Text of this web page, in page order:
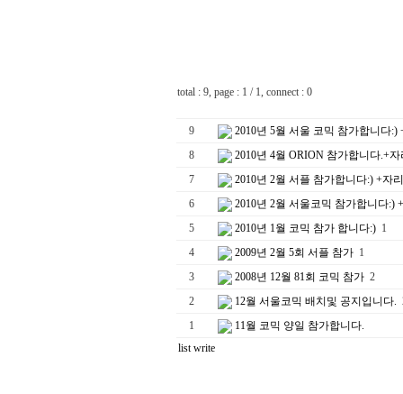
total : 9, page : 1 / 1, connect : 0
9
2010년 5월 서울 코믹 참가합니다:)
8
2010년 4월 ORION 참가합니다.+
7
2010년 2월 서플 참가합니다:) +자
6
2010년 2월 서울코믹 참가합니다:)
5
2010년 1월 코믹 참가 합니다:) 1
4
2009년 2월 5회 서플 참가 1
3
2008년 12월 81회 코믹 참가 2
2
12월 서울코믹 배치및 공지입니다.
1
11월 코믹 양일 참가합니다.
list write